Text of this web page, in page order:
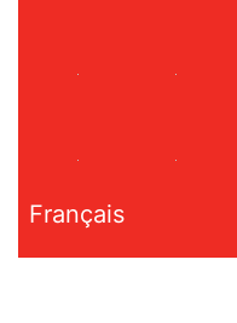
Français